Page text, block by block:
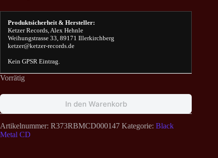
Produktsicherheit & Hersteller:
Ketzer Records, Alex Hehnle
Weihungstrasse 33, 89171 Illerkirchberg
ketzer@ketzer-records.de
Kein GPSR Eintrag.
Vorrätig
In den Warenkorb
Artikelnummer: R373RBMCD000147 Kategorie: Black
Metal CD